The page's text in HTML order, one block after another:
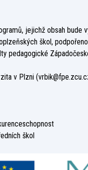
jejichž obsah
škol,
pedagogické
v Plzni (
škol